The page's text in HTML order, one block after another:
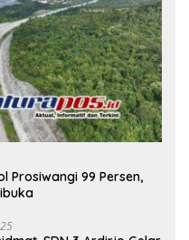
Prosiwangi 99 Persen,